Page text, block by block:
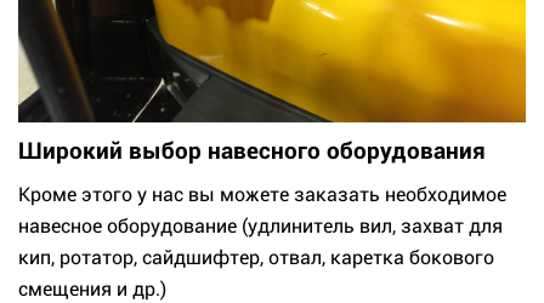
Широкий выбор навесного оборудования
Кроме этого у нас вы можете заказать необходимое
навесное оборудование (удлинитель вил, захват для
кип, ротатор, сайдшифтер, отвал, каретка бокового
смещения и др.)